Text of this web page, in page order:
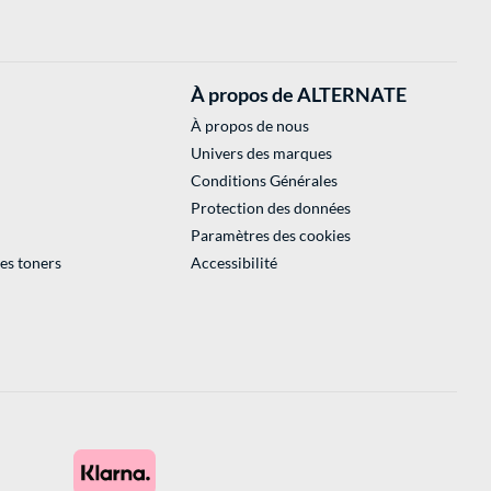
toners
À propos de ALTERNATE
À propos de nous
Univers des marques
Conditions Générales
Protection des données
Paramètres des cookies
Accessibilité